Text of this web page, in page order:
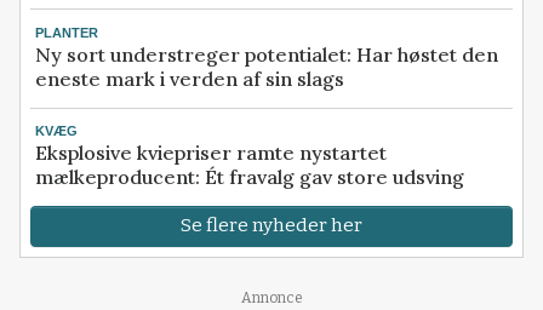
PLANTER
Ny sort understreger potentialet: Har høstet den
eneste mark i verden af sin slags
KVÆG
Eksplosive kviepriser ramte nystartet
mælkeproducent: Ét fravalg gav store udsving
Se flere nyheder her
Annonce